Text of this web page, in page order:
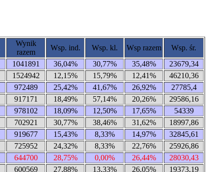
Wynik
razem
Wsp. ind. Wsp. kl. Wsp razem
Wsp. śr.
1041891 36,04% 30,77% 35,48%
23679,34
1524942 12,15% 15,79% 12,41%
46210,36
972489 25,42% 41,67% 26,92%
27785,4
917171 18,49% 57,14% 20,26%
29586,16
978102 18,09% 12,50% 17,65%
54339
702921 30,77% 38,46% 31,62%
18997,86
919677 15,43% 8,33% 14,97%
32845,61
725952 24,32% 8,33% 22,76%
25926,86
644700 28,75% 0,00% 26,44%
28030,43
600569 27,88% 13,33% 26,05%
19373,19